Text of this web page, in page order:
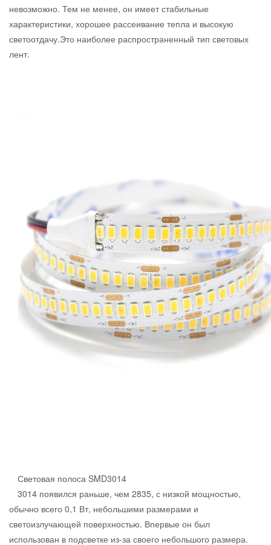
невозможно. Тем не менее, он имеет стабильные
характеристики, хорошее рассеивание тепла и высокую
светоотдачу.Это наиболее распространенный тип световых
лент.
Световая полоса SMD3014
3014 появился раньше, чем 2835, с низкой мощностью,
обычно всего 0,1 Вт, небольшими размерами и
светоизлучающей поверхностью. Впервые он был
использован в подсветке из-за своего небольшого размера.